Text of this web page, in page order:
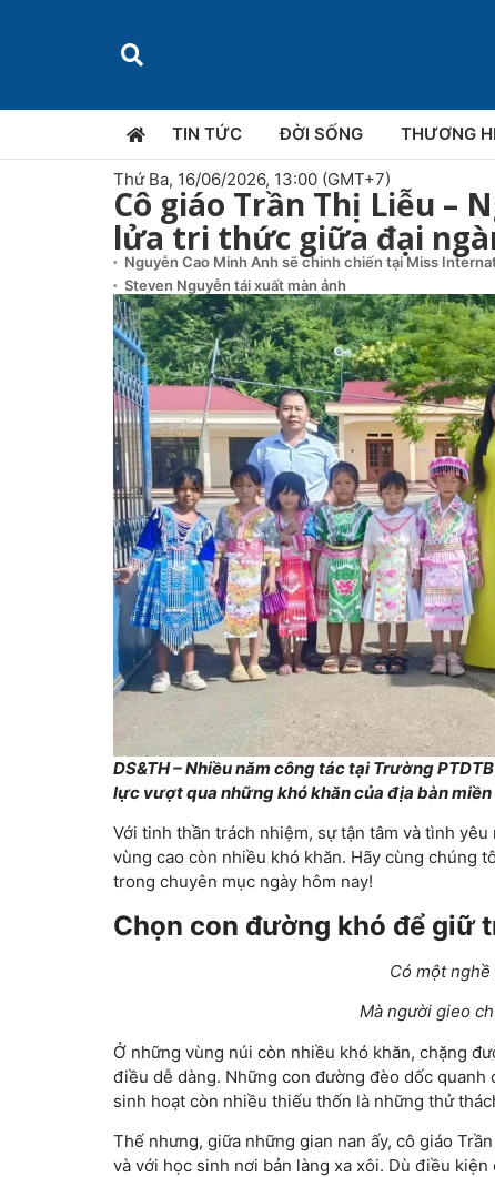
TIN TỨC ĐỜI SỐNG THƯƠNG
Thứ Ba, 16/06/2026, 13:00 (GMT+7)
Cô giáo Trần Thị Liễu –
lửa tri thức giữa đại
Nguyễn Cao Minh Anh sẽ chinh chiến tại Miss
Steven Nguyễn tái xuất màn ảnh
DS&TH – Nhiều năm công tác tại Trường
lực vượt qua những khó khăn của địa bàn
Với tinh thần trách nhiệm, sự tận tâm và tình
vùng cao còn nhiều khó khăn. Hãy cùng chúng
trong chuyên mục ngày hôm nay!
Chọn con đường khó để giữ
Có một
Mà người gieo
Ở những vùng núi còn nhiều khó khăn, chặng
điều dễ dàng. Những con đường đèo dốc
sinh hoạt còn nhiều thiếu thốn là những thử
Thế nhưng, giữa những gian nan ấy, cô giáo
và với học sinh nơi bản làng xa xôi. Dù điều